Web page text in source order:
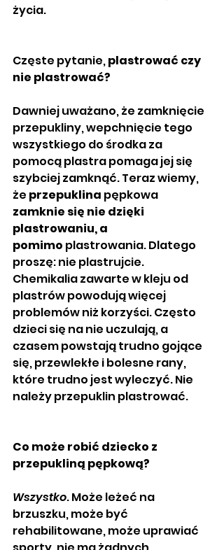
życia.
Częste pytanie, plastrować czy
nie plastrować?
Dawniej uważano, że zamknięcie
przepukliny, wepchnięcie tego
wszystkiego do środka za
pomocą plastra pomaga jej się
szybciej zamknąć. Teraz wiemy,
że przepuklina pępkowa
zamknie się nie dzięki
plastrowaniu, a
pomimo plastrowania. Dlatego
proszę: nie plastrujcie.
Chemikalia zawarte w kleju od
plastrów powodują więcej
problemów niż korzyści. Często
dzieci się na nie uczulają, a
czasem powstają trudno gojące
się, przewlekłe i bolesne rany,
które trudno jest wyleczyć. Nie
należy przepuklin plastrować.
Co może robić dziecko z
przepukliną pępkową?
Wszystko. Może leżeć na
brzuszku, może być
rehabilitowane, może uprawiać